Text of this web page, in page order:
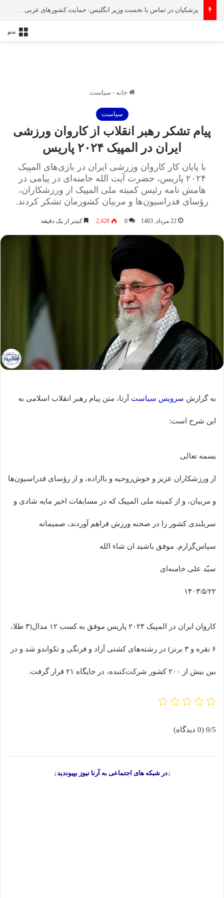
پزشکیان در تماس با نخست‌ وزیر انگلیس: حمایت کشور‌های غربی از رژیم صهیونیستی امنیت منطقه و جهان را به خطر انداخته است
منو
خانه - سیاست
سیاست
پیام تشکر رهبر انقلاب از کاروان ورزشی
ایران در المپیک ۲۰۲۴ پاریس
با پایان کار کاروان وزرشی ایران در بازی‌های المپیک
۲۰۲۴ پاریس، حضرت آیت‌ الله خامنه‌ای در پیامی در
هامش نامه‌ رئیس کمیته‌ ملی المپیک از ورزشکاران،
رؤسای فدراسیون‌ها و مربیان کشورمان تشکر کردند.
22 مرداد, 1403 0
2,428 کمتر از یک دقیقه
به گزارش سرویس سیاست آرنا، متن پیام رهبر انقلاب اسلامی به
این شرح است:
بسمه تعالی
از ورزشکاران عزیز و خوش‌روحیه و بااراده، و از رؤسای فدراسیون‌ها
و مربیان، و از کمیته‌ ملی المپیک که در مسابقات اخیر مایه‌ شادی و
سربلندی کشور را در صحنه‌ ورزش فراهم آوردند، صمیمانه
سپاس‌گزارم. موفق باشید ان‌ شاء الله
سیّد علی خامنه‌ای
۱۴۰۳/۵/۲۲
کاروان ایران در المپیک ۲۰۲۴ پاریس موفق به کسب ۱۲ مدال(۳ طلا،
۶ نقره و ۳ برنز) در رشته‌های کشتی آزاد و فرنگی و تکواندو شد و در
بین بیش از ۲۰۰ کشور شرکت‌کننده، در جایگاه ۲۱ قرار گرفت.
0/5 (0 دیدگاه)
↓در شبکه های اجتماعی به آرنا نیوز بپیوندید↓